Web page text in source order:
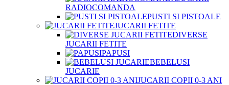
RADIOCOMANDA
PUSTI SI PISTOALE
JUCARII FETITE
DIVERSE
JUCARII FETITE
PAPUSI
BEBELUSI
JUCARIE
JUCARII COPII 0-3 ANI